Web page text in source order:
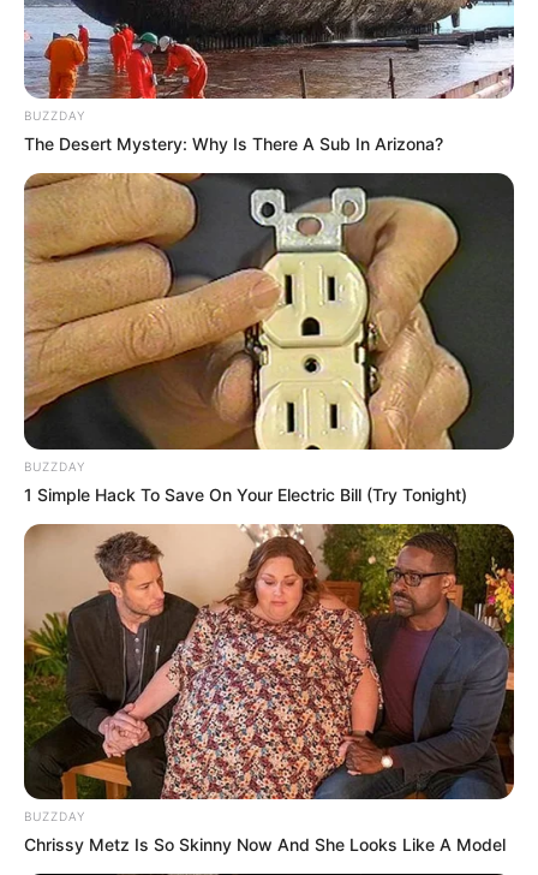
BUZZDAY
The Desert Mystery: Why Is There A Sub In Arizona?
BUZZDAY
1 Simple Hack To Save On Your Electric Bill (Try Tonight)
BUZZDAY
Chrissy Metz Is So Skinny Now And She Looks Like A Model